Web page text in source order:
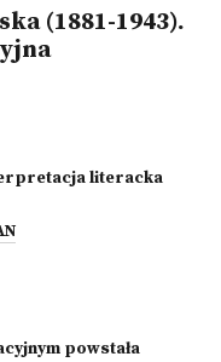
(1881-1943).
literacka
powstała